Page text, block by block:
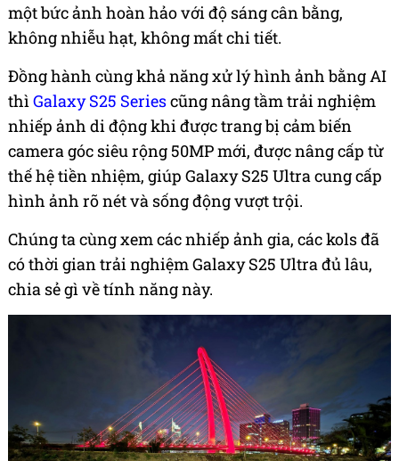
một bức ảnh hoàn hảo với độ sáng cân bằng,
không nhiễu hạt, không mất chi tiết.
Đồng hành cùng khả năng xử lý hình ảnh bằng AI
thìGalaxy S25 Seriescũng nâng tầm trải nghiệm
nhiếp ảnh di động khi được trang bị cảm biến
camera góc siêu rộng 50MP mới, được nâng cấp từ
thế hệ tiền nhiệm, giúp Galaxy S25 Ultra cung cấp
hình ảnh rõ nét và sống động vượt trội.
Chúng ta cùng xem các nhiếp ảnh gia, các kols đã
có thời gian trải nghiệm Galaxy S25 Ultra đủ lâu,
chia sẻ gì về tính năng này.